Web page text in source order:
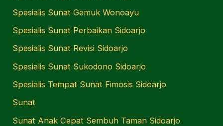
Spesialis Sunat Gemuk Wonoayu
Spesialis Sunat Perbaikan Sidoarjo
Spesialis Sunat Revisi Sidoarjo
Spesialis Sunat Sukodono Sidoarjo
Spesialis Tempat Sunat Fimosis Sidoarjo
Sunat
Sunat Anak Cepat Sembuh Taman Sidoarjo